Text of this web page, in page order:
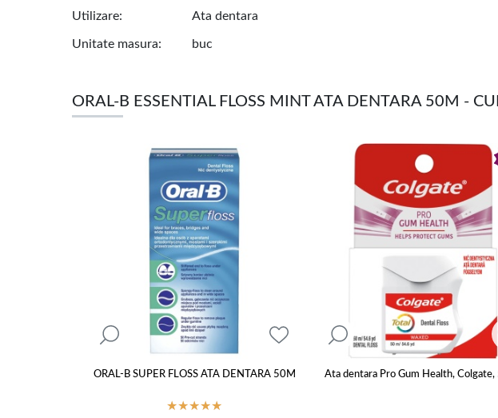
Utilizare Ata dentara
Unitate masura buc
ORAL-B ESSENTIAL FLOSS MINT ATA DENTARA 50M -
ORAL-B SUPER FLOSS ATA DENTARA 50M Ata dentara Pro Gum Health, Colgate,